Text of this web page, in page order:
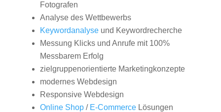
Fotografen
Analyse des Wettbewerbs
Keywordanalyseund Keywordrecherche
Messung Klicks und Anrufe mit 100%
Messbarem Erfolg
zielgruppenorientierte Marketingkonzepte
modernes Webdesign
Responsive Webdesign
Online Shop/ E-CommerceLösungen